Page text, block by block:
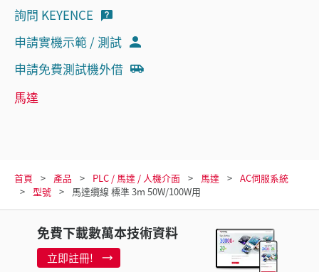
詢問 KEYENCE
申請實機示範 / 測試
申請免費測試機外借
馬達
首頁 產品 PLC / 馬達 / 人機介面 馬達
AC伺服系統
型號
馬達纜線 標準 3m 50W/100W用
免費下載數萬本技術資料
立即註冊!